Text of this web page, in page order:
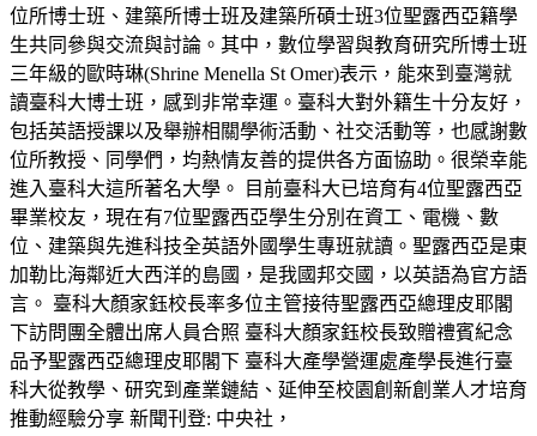
位所博士班、建築所博士班及建築所碩士班3位聖露西亞籍學
生共同參與交流與討論。其中，數位學習與教育研究所博士班
三年級的歐時琳(Shrine Menella St Omer)表示，能來到臺灣就
讀臺科大博士班，感到非常幸運。臺科大對外籍生十分友好，
包括英語授課以及舉辦相關學術活動、社交活動等，也感謝數
位所教授、同學們，均熱情友善的提供各方面協助。很榮幸能
進入臺科大這所著名大學。 目前臺科大已培育有4位聖露西亞
畢業校友，現在有7位聖露西亞學生分別在資工、電機、數
位、建築與先進科技全英語外國學生專班就讀。聖露西亞是東
加勒比海鄰近大西洋的島國，是我國邦交國，以英語為官方語
言。 臺科大顏家鈺校長率多位主管接待聖露西亞總理皮耶閣
下訪問團全體出席人員合照 臺科大顏家鈺校長致贈禮賓紀念
品予聖露西亞總理皮耶閣下 臺科大產學營運處產學長進行臺
科大從教學、研究到產業鏈結、延伸至校園創新創業人才培育
推動經驗分享 新聞刊登: 中央社，